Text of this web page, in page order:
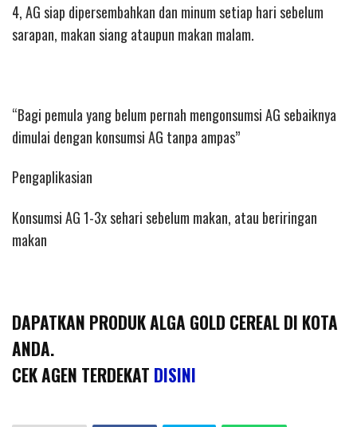
4, AG siap dipersembahkan dan minum setiap hari sebelum
sarapan, makan siang ataupun makan malam.
“Bagi pemula yang belum pernah mengonsumsi AG sebaiknya
dimulai dengan konsumsi AG tanpa ampas”
Pengaplikasian
Konsumsi AG 1-3x sehari sebelum makan, atau beriringan
makan
DAPATKAN PRODUK ALGA GOLD CEREAL DI KOTA
ANDA.
CEK AGEN TERDEKAT DISINI